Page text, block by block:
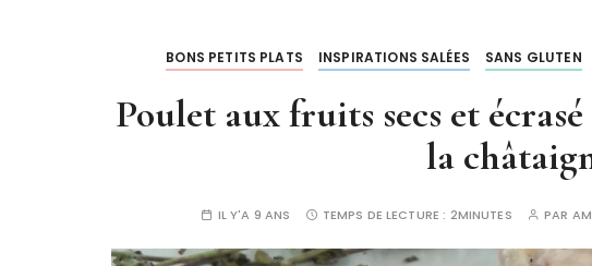
BONS PETITS PLATS INSPIRATIONS SALÉES SANS GLUTEN
Poulet aux fruits secs et
la
IL Y'A 9 ANS TEMPS DE LECTURE : 2MINUTES PAR